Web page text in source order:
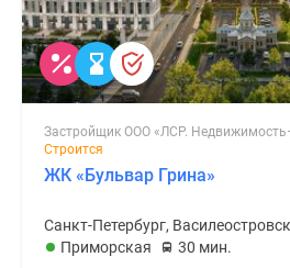
Застройщик ООО «ЛСР.
Строится
ЖК «Бульвар Грина»
Санкт-Петербург,
Приморская
30 мин.